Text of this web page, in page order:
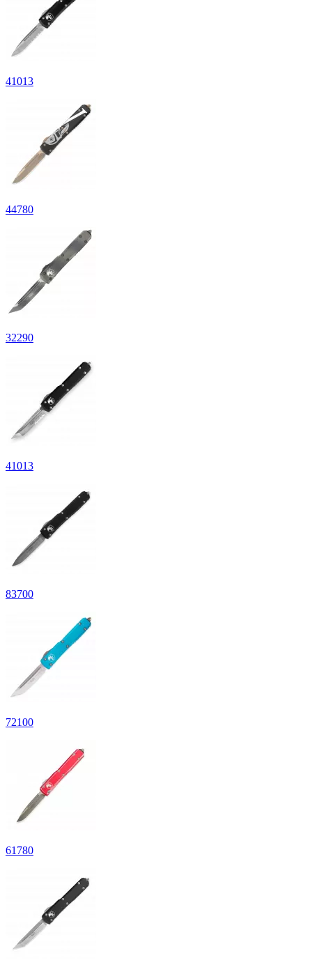
41013
44780
32290
41013
83700
72100
61 780